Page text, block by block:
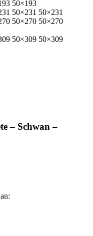
50×193
50×231 50×231
50×270 50×270
50×309 50×309
– Schwan –